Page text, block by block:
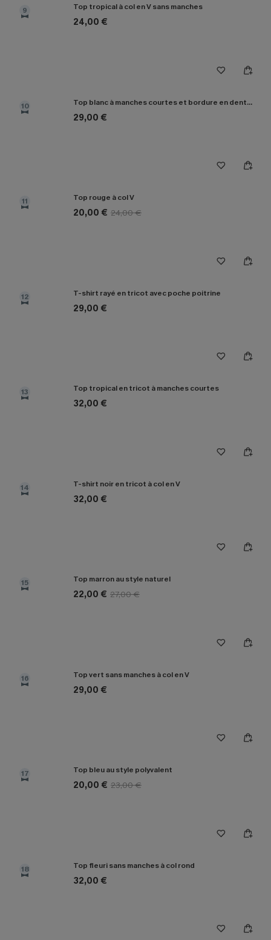
9 Top tropical à col en V sans manches
24,00 €
10 Top blanc à manches courtes et bordure en dentelle
29,00 €
11 Top rouge à col V
20,00 € 24,00 €
12 T-shirt rayé en tricot avec poche poitrine
29,00 €
13 Top tropical en tricot à manches courtes
32,00 €
14 T-shirt noir en tricot à col en V
32,00 €
15 Top marron au style naturel
22,00 € 27,00 €
16 Top vert sans manches à col en V
29,00 €
17 Top bleu au style polyvalent
20,00 € 23,00 €
18 Top fleuri sans manches à col rond
32,00 €